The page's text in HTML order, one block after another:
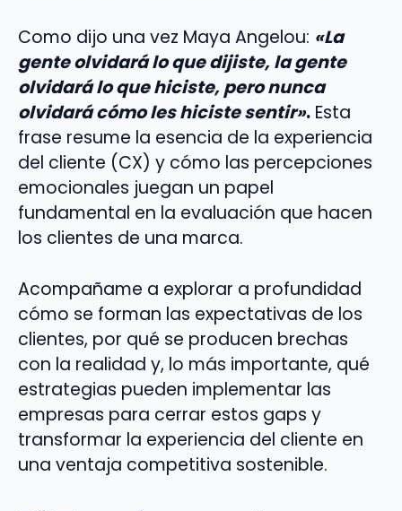
Como dijo una vez Maya Angelou: «La
gente olvidará lo que dijiste, la gente
olvidará lo que hiciste, pero nunca
olvidará cómo les hiciste sentir». Esta
frase resume la esencia de la experiencia
del cliente (CX) y cómo las percepciones
emocionales juegan un papel
fundamental en la evaluación que hacen
los clientes de una marca.
Acompañame a explorar a profundidad
cómo se forman las expectativas de los
clientes, por qué se producen brechas
con la realidad y, lo más importante, qué
estrategias pueden implementar las
empresas para cerrar estos gaps y
transformar la experiencia del cliente en
una ventaja competitiva sostenible.